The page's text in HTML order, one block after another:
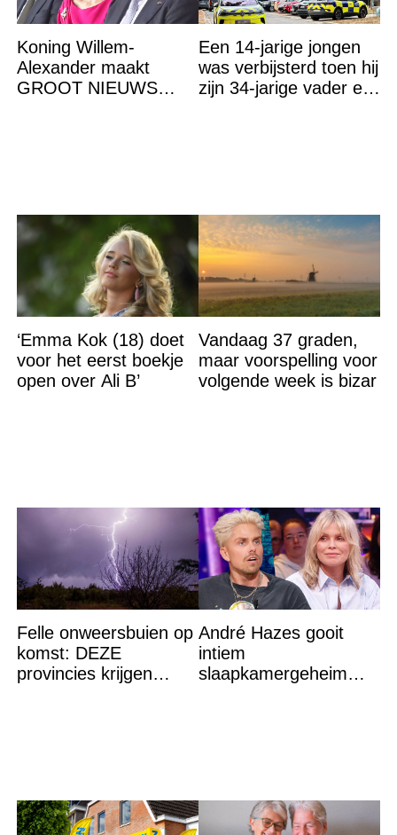
Koning Willem-
Alexander maakt
GROOT NIEUWS
Een 14-jarige jongen
was verbijsterd toen hij
zijn 34-jarige vader en
‘Emma Kok (18) doet
voor het eerst boekje
open over Ali B’
Vandaag 37 graden,
maar voorspelling voor
volgende week is bizar
Felle onweersbuien op
komst: DEZE
provincies krijgen
André Hazes gooit
intiem
slaapkamergeheim